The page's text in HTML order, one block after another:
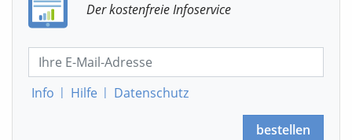
Der kostenfreie Infoservice
Info | Hilfe | Datenschutz
bestellen